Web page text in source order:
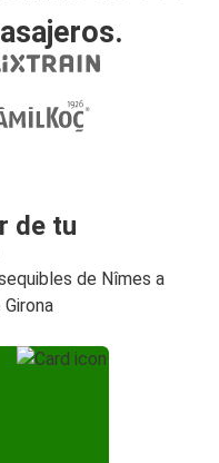
de tu
de Nîmes a